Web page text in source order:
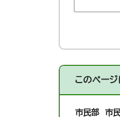
このペー
市民部 市